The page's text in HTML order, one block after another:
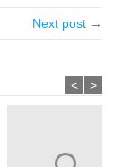
Next post →
< >